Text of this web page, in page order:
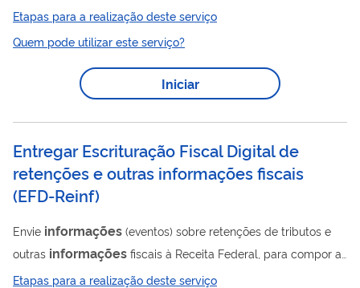
relações de trabalho. O Portal do eSocial dá acesso aos dois
módulos web disponíveis: Módulo Simplificado Módulo Web
Geral Módulo de Segurança e Saúde Módulo de Processo
Relatórios Gerenciais
Etapas para a realização deste serviço
Quem pode utilizar este serviço?
Iniciar
Entregar Escrituração Fiscal Digital de
retenções e outras informações fiscais
(EFD-Reinf)
Envie informações (eventos) sobre retenções de tributos e
outras informações fiscais à Receita Federal, para compor a
Escrituração Fiscal Digital de Retenções e Outras
Etapas para a realização deste serviço